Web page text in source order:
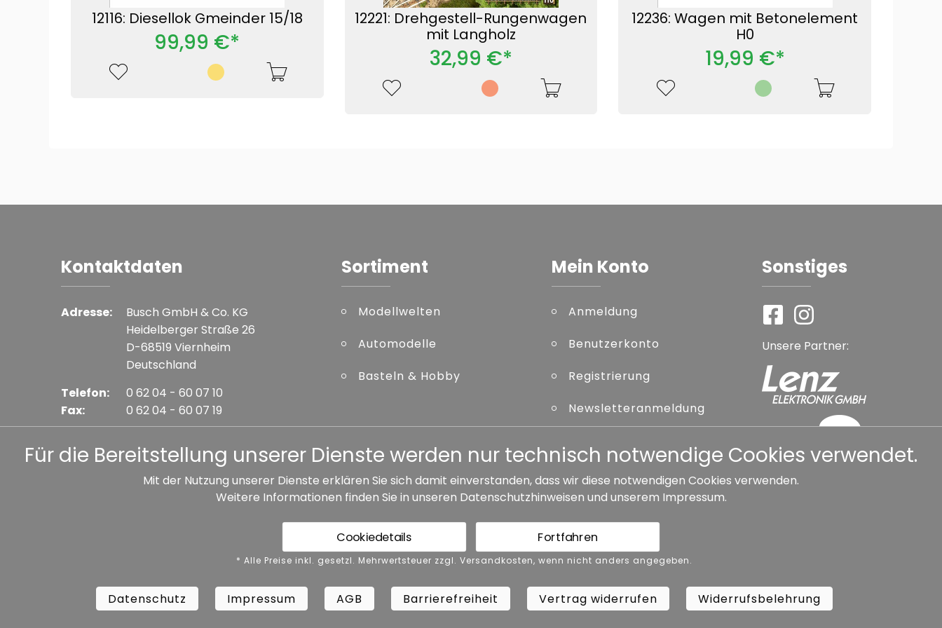
12116: Diesellok Gmeinder 15/18
99,99 €*
12221: Drehgestell-Rungenwagen
mit Langholz
32,99 €*
12236: Wagen mit Betonelement
H0
19,99 €*
Kontaktdaten
Adresse:
Busch GmbH & Co. KG
Heidelberger Straße 26
D-68519 Viernheim
Deutschland
Telefon:
Fax:
0 62 04 - 60 07 10
0 62 04 - 60 07 19
Sortiment
Modellwelten
Automodelle
Basteln & Hobby
Mein Konto
Anmeldung
Benutzerkonto
Registrierung
Newsletteranmeldung
Sonstiges
Unsere Partner:
Impressum AGB Barrierefreiheit Vertrag widerrufen
Widerrufsbelehrung
Copyright ©
All Rights Reserved.
Für die Bereitstellung unserer Dienste werden nur technisch notwendige Cookies verwendet.
Mit der Nutzung unserer Dienste erklären Sie sich damit einverstanden, dass wir diese notwendigen Cookies verwenden.
Weitere Informationen finden Sie in unseren Datenschutzhinweisen und unserem Impressum.
Cookiedetails Fortfahren
* Alle Preise inkl. gesetzl. Mehrwertsteuer zzgl. Versandkosten, wenn nicht anders angegeben.
Datenschutz Impressum AGB Barrierefreiheit Vertrag widerrufen Widerrufsbelehrung